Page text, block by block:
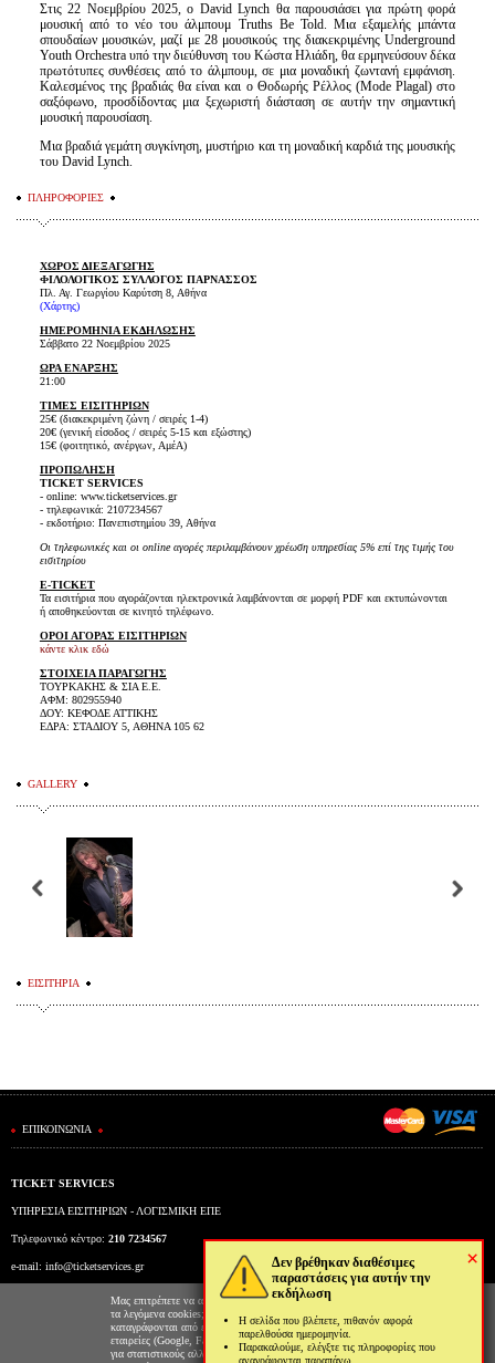
×
Δεν βρέθηκαν διαθέσιμες
παραστάσεις για αυτήν την
εκδήλωση
Η σελίδα που βλέπετε, πιθανόν αφορά
παρελθούσα ημερομηνία.
Παρακαλούμε, ελέγξτε τις πληροφορίες που
αναγράφονται παραπάνω
Στις 22 Νοεμβρίου 2025, ο David Lynch θα παρουσιάσει για πρώτη φορά
μουσική από το νέο του άλμπουμ Truths Be Told. Μια εξαμελής μπάντα
σπουδαίων μουσικών, μαζί με 28 μουσικούς της διακεκριμένης Underground
Youth Orchestra υπό την διεύθυνση του Κώστα Ηλιάδη, θα ερμηνεύσουν δέκα
πρωτότυπες συνθέσεις από το άλμπουμ, σε μια μοναδική ζωντανή εμφάνιση.
Καλεσμένος της βραδιάς θα είναι και ο Θοδωρής Ρέλλος (Mode Plagal) στο
σαξόφωνο, προσδίδοντας μια ξεχωριστή διάσταση σε αυτήν την σημαντική
μουσική παρουσίαση.
Μια βραδιά γεμάτη συγκίνηση, μυστήριο και τη μοναδική καρδιά της μουσικής
του David Lynch.
ΠΛΗΡΟΦΟΡΙΕΣ
ΧΩΡΟΣ ΔΙΕΞΑΓΩΓΗΣ
ΦΙΛΟΛΟΓΙΚΟΣ ΣΥΛΛΟΓΟΣ ΠΑΡΝΑΣΣΟΣ
Πλ. Αγ. Γεωργίου Καρύτση 8, Αθήνα
(Χάρτης)
ΗΜΕΡΟΜΗΝΙΑ ΕΚΔΗΛΩΣΗΣ
Σάββατο 22 Νοεμβρίου 2025
ΩΡΑ ΕΝΑΡΞΗΣ
21:00
ΤΙΜΕΣ ΕΙΣΙΤΗΡΙΩΝ
25€ (διακεκριμένη ζώνη / σειρές 1-4)
20€ (γενική είσοδος / σειρές 5-15 και εξώστης)
15€ (φοιτητικό, ανέργων, ΑμέΑ)
ΠΡΟΠΩΛΗΣΗ
TICKET SERVICES
- online: www.ticketservices.gr
- τηλεφωνικά: 2107234567
- εκδοτήριο: Πανεπιστημίου 39, Αθήνα
Οι τηλεφωνικές και οι online αγορές περιλαμβάνουν χρέωση υπηρεσίας 5% επί της τιμής του
εισιτηρίου
E-TICKET
Τα εισιτήρια που αγοράζονται ηλεκτρονικά λαμβάνονται σε μορφή PDF και εκτυπώνονται
ή αποθηκεύονται σε κινητό τηλέφωνο.
ΟΡΟΙ ΑΓΟΡΑΣ ΕΙΣΙΤΗΡΙΩΝ
κάντε κλικ εδώ
ΣΤΟΙΧΕΙΑ ΠΑΡΑΓΩΓΗΣ
ΤΟΥΡΚΑΚΗΣ & ΣΙΑ Ε.Ε.
ΑΦΜ: 802955940
ΔΟΥ: ΚΕΦΟΔΕ ΑΤΤΙΚΗΣ
ΕΔΡΑ: ΣΤΑΔΙΟΥ 5, ΑΘΗΝΑ 105 62
GALLERY
ΕΙΣΙΤΗΡΙΑ
ΕΠΙΚΟΙΝΩΝΙΑ
TICKET SERVICES
ΥΠΗΡΕΣΙΑ ΕΙΣΙΤΗΡΙΩΝ - ΛΟΓΙΣΜΙΚΗ ΕΠΕ
Τηλεφωνικό κέντρο: 210 7234567
e-mail: info@ticketservices.gr
Εκδοτήριο: Πανεπιστημίου 39 (Στοά Πεσμαζόγλου), Αθήνα
Ώρες λειτουργίας εκδοτηρίου: Δευ-Παρ: 9πμ-5μμ
Μας επιτρέπετε να αποθηκεύουμε στον φυλλομετρητή σας
τα λεγόμενα cookies; Με αυτόν τον τρόπο θα
καταγράφονται από εμάς και τρίτες συνεργαζόμενες
εταιρείες (Google, Facebook κτλ) στοιχεία επισκεψιμότητας
για στατιστικούς αλλά και διαφημιστικούς λόγους. Μπορείτε